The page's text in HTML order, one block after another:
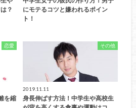
？
にモテるコツと嫌われるポイン
ト！
恋愛
を縮
その他
2019.11.11
身長伸ばす方法！中学生や高校生